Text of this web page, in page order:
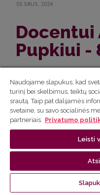
05.SAUS..2024
Docentui
Pupkiui -
Naudojame slapukus, kad
turinį bei skelbimus, teiktų
srautą. Taip pat dalijamės
svetaine, su savo socialinės
partneriais. Privatumo
Leisti